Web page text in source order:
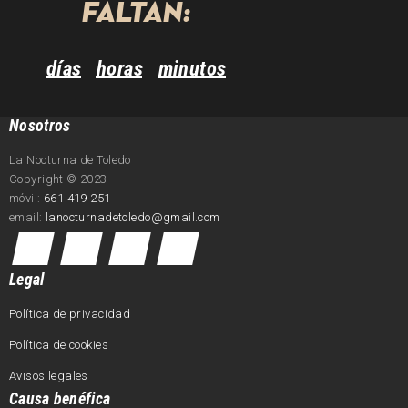
FALTAN:
días horas minutos
Nosotros
La Nocturna de Toledo
Copyright © 2023
móvil: 661 419 251
email: lanocturnadetoledo@gmail.com
Legal
Política de privacidad
Política de cookies
Avisos legales
Causa benéfica